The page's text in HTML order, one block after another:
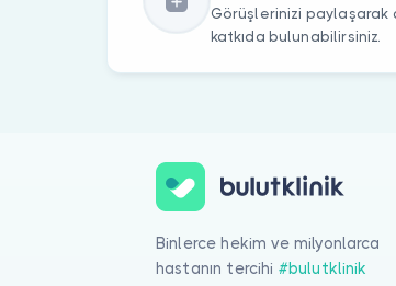
Görüşlerinizi paylaşarak
katkıda bulunabilirsiniz.
Binlerce hekim ve milyonlarca
hastanın tercihi #bulutklinik